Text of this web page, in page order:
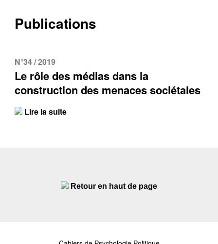
Publications
N°34 / 2019
Le rôle des médias dans la
construction des menaces sociétales
Lire la suite
Retour en haut de page